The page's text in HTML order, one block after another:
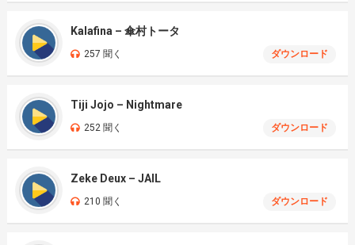
Kalafina – 傘村トータ
257 聞く ダウンロード
Tiji Jojo – Nightmare
252 聞く ダウンロード
Zeke Deux – JAIL
210 聞く ダウンロード